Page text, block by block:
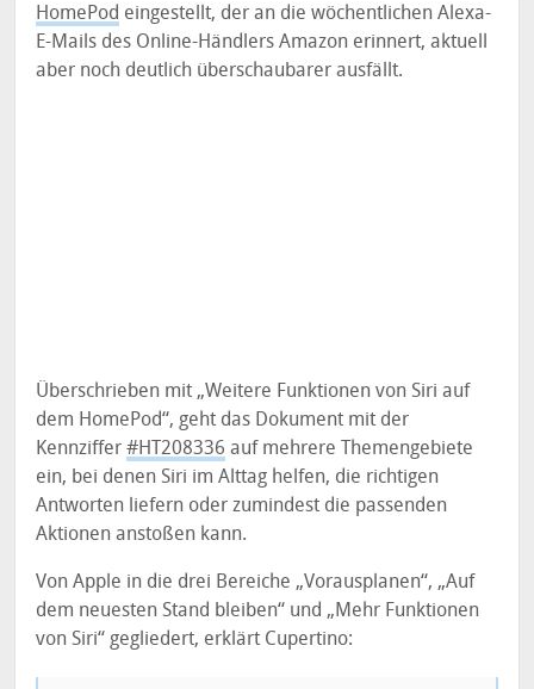
HomePod eingestellt, der an die wöchentlichen Alexa-
E-Mails des Online-Händlers Amazon erinnert, aktuell
aber noch deutlich überschaubarer ausfällt.
Überschrieben mit „Weitere Funktionen von Siri auf
dem HomePod“, geht das Dokument mit der
Kennziffer#HT208336 auf mehrere Themengebiete
ein, bei denen Siri im Alttag helfen, die richtigen
Antworten liefern oder zumindest die passenden
Aktionen anstoßen kann.
Von Apple in die drei Bereiche „Vorausplanen“, „Auf
dem neuesten Stand bleiben“ und „Mehr Funktionen
von Siri“ gegliedert, erklärt Cupertino: